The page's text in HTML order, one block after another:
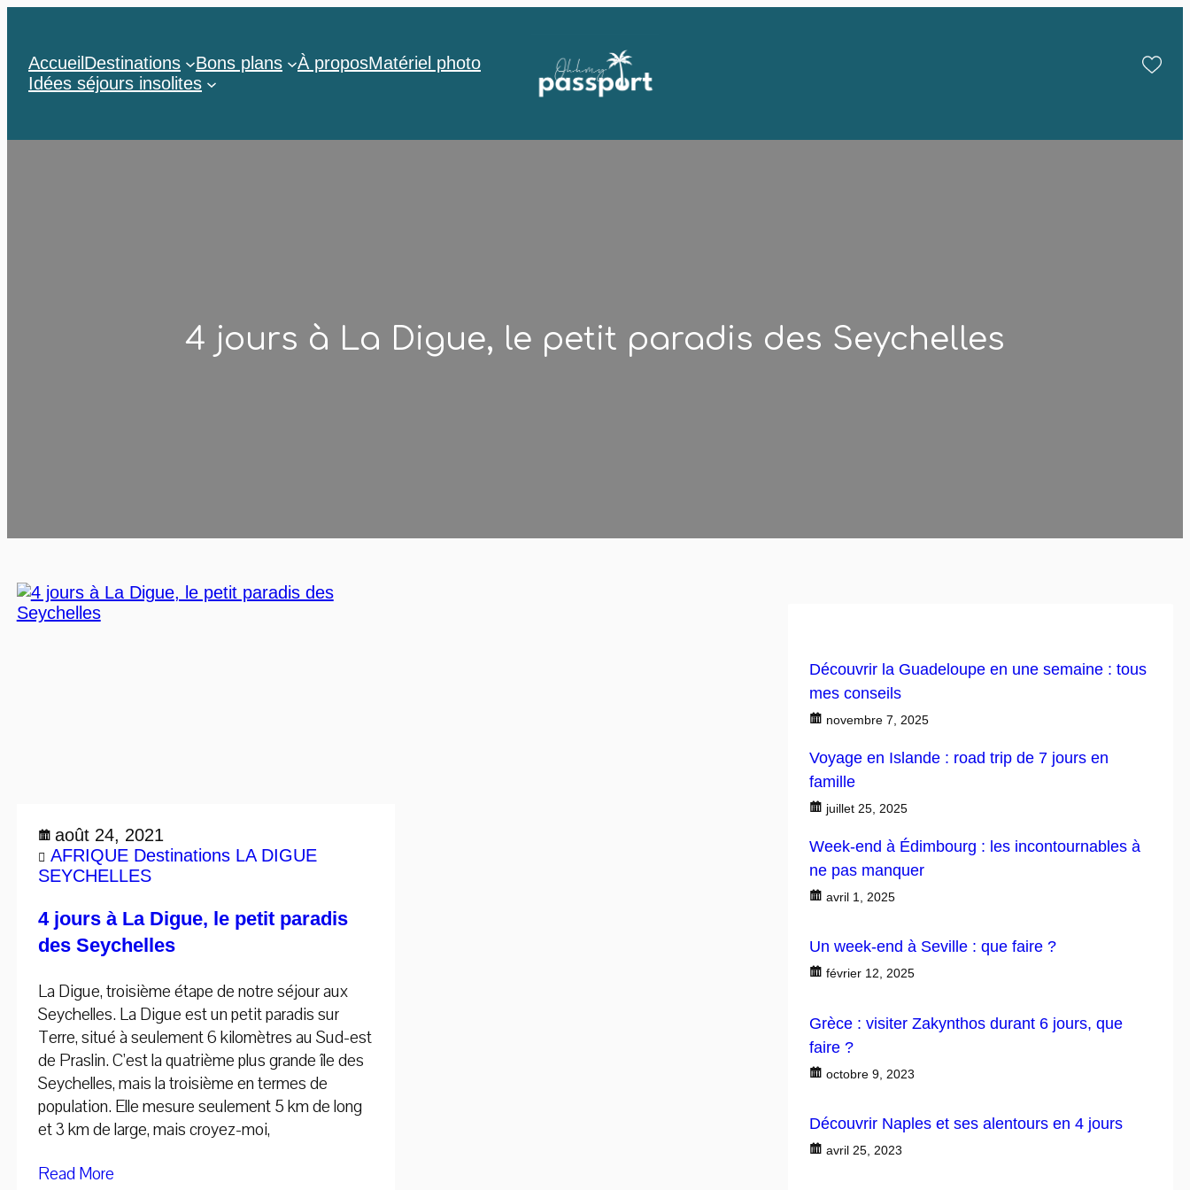
contenu
Accueil Destinations Bons plans À proposMatériel photo
Idées séjours insolites
4 jours à La Digue, le petit paradis des Seychelles
août 24, 2021
AFRIQUE Destinations LA DIGUE
SEYCHELLES
4 jours à La Digue, le petit paradis
des Seychelles
La Digue, troisième étape de notre séjour aux
Seychelles. La Digue est un petit paradis sur
Terre, situé à seulement 6 kilomètres au Sud-est
de Praslin. C’est la quatrième plus grande île des
Seychelles, mais la troisième en termes de
population. Elle mesure seulement 5 km de long
et 3 km de large, mais croyez-moi,
Read More
Découvrir la Guadeloupe en une semaine : tous
mes conseils
novembre 7, 2025
Voyage en Islande : road trip de 7 jours en
famille
juillet 25, 2025
Week-end à Édimbourg : les incontournables à
ne pas manquer
avril 1, 2025
Un week-end à Seville : que faire ?
février 12, 2025
Grèce : visiter Zakynthos durant 6 jours, que
faire ?
octobre 9, 2023
Découvrir Naples et ses alentours en 4 jours
avril 25, 2023